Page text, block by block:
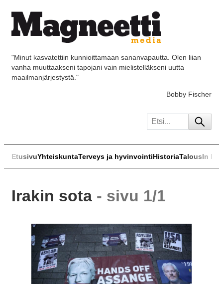
"Minut kasvatettiin kunnioittamaan sananvapautta. Olen liian
vanha muuttaakseni tapojani vain mielistelläkseni uutta
maailmanjärjestystä."
Bobby Fischer
EtusivuYhteiskuntaTerveys ja hyvinvointiHistoriaTalousIn
Irakin sota - sivu 1/1